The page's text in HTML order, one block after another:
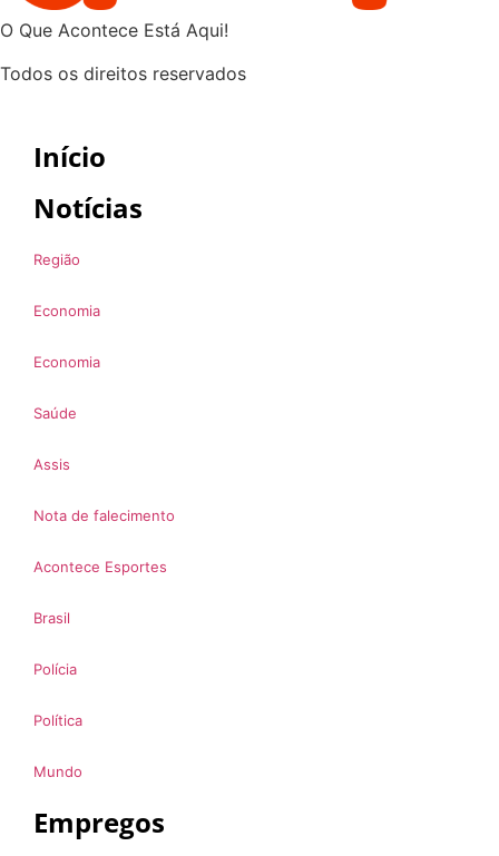
O Que Acontece Está Aqui!
Todos os direitos reservados
Início
Notícias
Região
Economia
Economia
Saúde
Assis
Nota de falecimento
Acontece Esportes
Brasil
Polícia
Política
Mundo
Empregos